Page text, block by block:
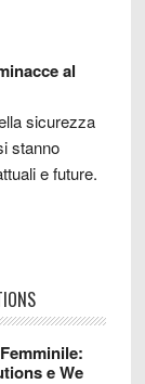
al
sicurezza
stanno
e future.
e We